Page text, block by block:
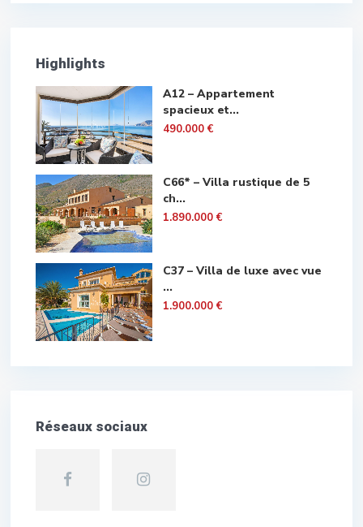
Highlights
A12 – Appartement
spacieux et...
490.000 €
C66* – Villa rustique de 5
ch...
1.890.000 €
C37 – Villa de luxe avec vue
...
1.900.000 €
Réseaux sociaux